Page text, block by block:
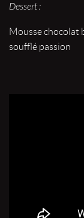
Dessert :
Mousse chocolat
soufflé passion